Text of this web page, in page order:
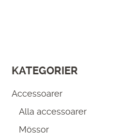
KATEGORIER
Accessoarer
Alla accessoarer
Mössor